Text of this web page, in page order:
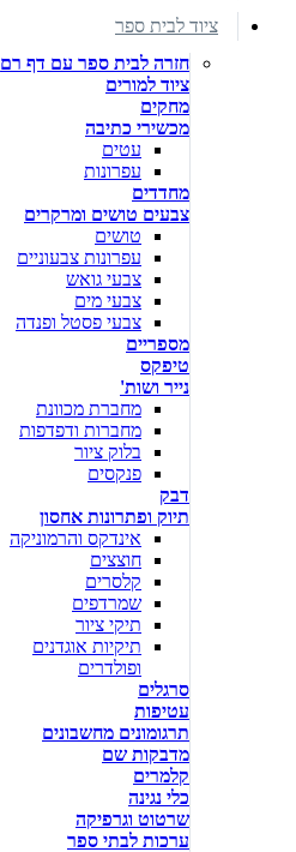
ציוד לבית ספר
חזרה לבית ספר עם דף רם
ציוד למורים
מחקים
מכשירי כתיבה
עטים
עפרונות
מחדדים
צבעים טושים ומרקרים
טושים
עפרונות צבעוניים
צבעי גואש
צבעי מים
צבעי פסטל ופנדה
מספריים
טיפקס
נייר ושות'
מחברת מכוונת
מחברות ודפדפות
בלוק ציור
פנקסים
דבק
תיוק ופתרונות אחסון
אינדקס והרמוניקה
חוצצים
קלסרים
שמרדפים
תיקי ציור
תיקיות אוגדנים
ופולדרים
סרגלים
עטיפות
תרגומונים מחשבונים
מדבקות שם
קלמרים
כלי נגינה
שרטוט וגרפיקה
ערכות לבתי ספר